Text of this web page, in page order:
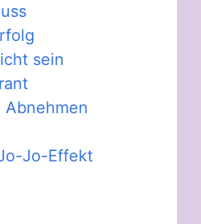
sein
Jo-Effekt